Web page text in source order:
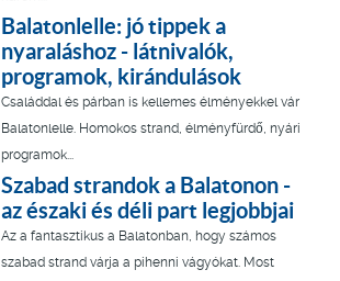
Balatonlelle: jó tippek a
nyaraláshoz - látnivalók,
programok, kirándulások
Családdal és párban is kellemes élményekkel vár
Balatonlelle. Homokos strand, élményfürdő, nyári
programok...
Szabad strandok a Balatonon -
az északi és déli part legjobbjai
Az a fantasztikus a Balatonban, hogy számos
szabad strand várja a pihenni vágyókat. Most